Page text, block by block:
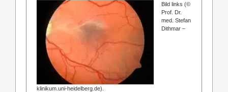
Bild links (©
Prof. Dr.
med. Stefan
Dithmar –
klinikum.uni-heidelberg.de).